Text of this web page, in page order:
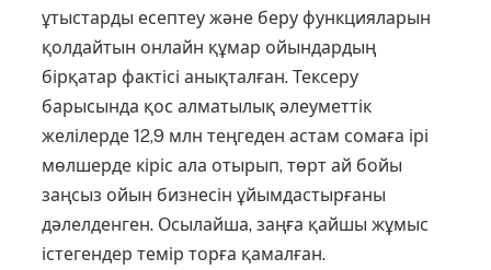
ұтыстарды есеп­теу және беру функцияларын
қолдайтын онлайн құмар ойын­дардың
бірқатар фактісі анық­талған. Тексеру
барысында қос алматылық әлеуметтік
желілерде 12,9 млн теңгеден астам сомаға ірі
мөлшерде кіріс ала отырып, төрт ай бойы
заңсыз ойын бизнесін ұйымдастырғаны
дәлелденген. Осылайша, заңға қайшы жұмыс
істегендер темір торға қамалған.